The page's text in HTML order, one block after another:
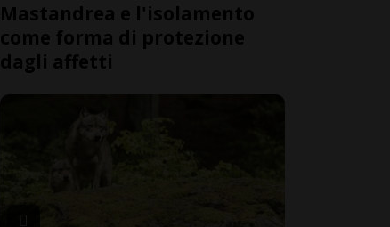
Mastandrea e l'isolamento
come forma di protezione
dagli affetti